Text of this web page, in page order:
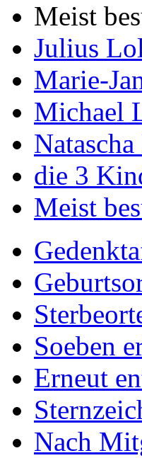
Meist
Julius
Marie-
Michael
die 3
Meist
Soeben
Erneut
Nach